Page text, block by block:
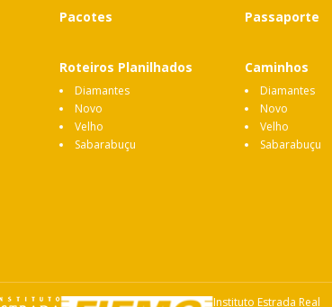
Pacotes Passaporte
Roteiros Planilhados
Diamantes
Novo
Velho
Sabarabuçu
Caminhos
Diamantes
Novo
Velho
Sabarabuçu
Instituto Estrada Real